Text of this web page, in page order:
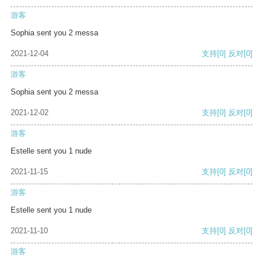
游客
Sophia sent you 2 messa
2021-12-04 支持[0] 反对[0]
游客
Sophia sent you 2 messa
2021-12-02 支持[0] 反对[0]
游客
Estelle sent you 1 nude
2021-11-15 支持[0] 反对[0]
游客
Estelle sent you 1 nude
2021-11-10 支持[0] 反对[0]
游客